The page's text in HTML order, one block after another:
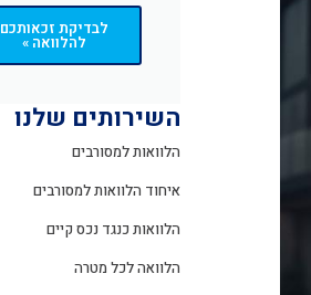
לבדיקת זכאותכם
להלוואה »
השירותים שלנו
הלוואות למסורבים
איחוד הלוואות למסורבים
הלוואות כנגד נכס קיים
הלוואה לכל מטרה